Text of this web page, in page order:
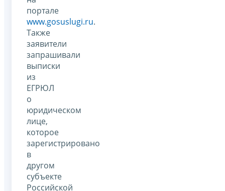
портале
www.gosuslugi.ru.
Также
заявители
запрашивали
выписки
из
ЕГРЮЛ
о
юридическом
лице,
которое
зарегистрировано
в
другом
субъекте
Российской